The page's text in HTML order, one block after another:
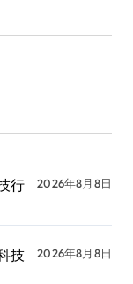
行
2026年8月8日
技
2026年8月8日